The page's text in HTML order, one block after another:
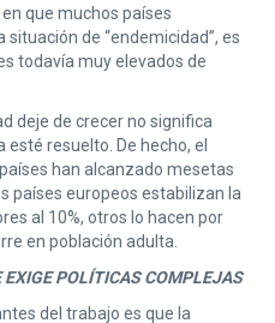
que muchos países
de “endemicidad”, es
todavía muy elevados de
deje de crecer no significa
resuelto. De hecho, el
han alcanzado mesetas
países europeos estabilizan la
al 10%, otros lo hacen por
en población adulta.
POLÍTICAS COMPLEJAS
del trabajo es que la